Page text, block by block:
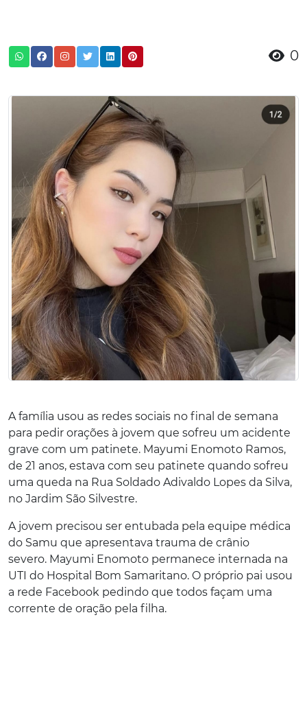
0
A família usou as redes sociais no final de semana
para pedir orações à jovem que sofreu um acidente
grave com um patinete. Mayumi Enomoto Ramos,
de 21 anos, estava com seu patinete quando sofreu
uma queda na Rua Soldado Adivaldo Lopes da Silva,
no Jardim São Silvestre.
A jovem precisou ser entubada pela equipe médica
do Samu que apresentava trauma de crânio
severo. Mayumi Enomoto permanece internada na
UTI do Hospital Bom Samaritano. O próprio pai usou
a rede Facebook pedindo que todos façam uma
corrente de oração pela filha.